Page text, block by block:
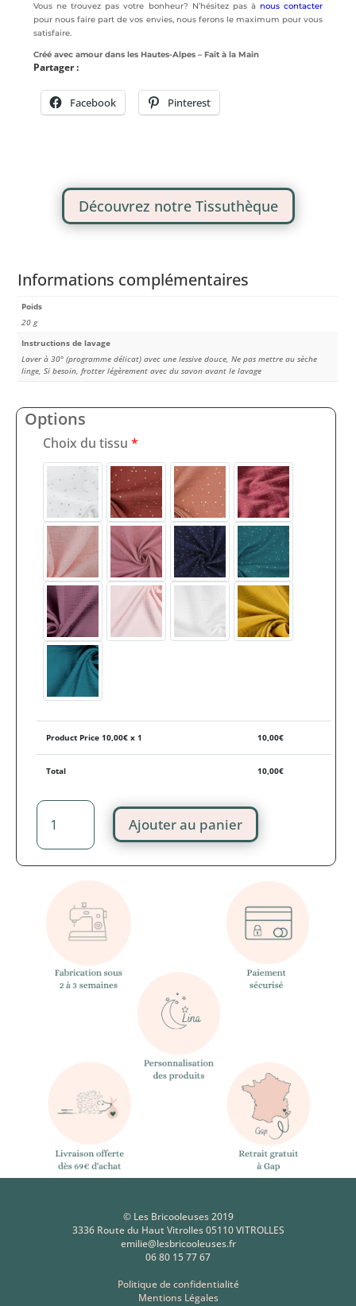
Vous ne trouvez pas votre bonheur? N’hésitez pas à nous contacter
pour nous faire part de vos envies, nous ferons le maximum pour vous
satisfaire.
Créé avec amour dans les Hautes-Alpes – Fait à la Main
Partager :
Facebook Pinterest
Découvrez notre Tissuthèque
Informations complémentaires
Poids
20 g
Instructions de lavage
Laver à 30° (programme délicat) avec une lessive douce, Ne pas mettre au sèche
linge, Si besoin, frotter légèrement avec du savon avant le lavage
Options
Choix du tissu *
Product Price 10,00€ x 1 10,00€
Total 10,00€
Ajouter au panier
© Les Bricooleuses 2019
3336 Route du Haut Vitrolles 05110 VITROLLES
emilie@lesbricooleuses.fr
06 80 15 77 67
Politique de confidentialité
Mentions Légales